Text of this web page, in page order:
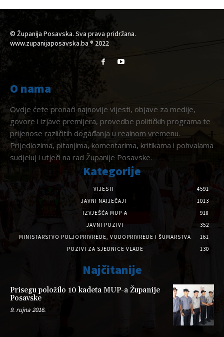
© Županija Posavska. Sva prava pridržana.
www.zupanijaposavska.ba ® 2022
O nama
Ovdje ćete pronaći najnovije vijesti, objave za medije,
govore i izjave premijera, provedbe političkih programa te
prijenose različitih događanja u realnom vremenu.
Prijedlozima, pitanjima, komentarima, kritikama i pohvalama
sudjeluj i utječi na rad Županije Posavske.
Kategorije
VIJESTI
4591
JAVNI NATJEČAJI
1013
IZVJEŠĆA MUP-A
918
JAVNI POZIVI
352
MINISTARSTVO POLJOPRIVREDE, VODOPRIVREDE I ŠUMARSTVA
161
POZIVI ZA SJEDNICE VLADE
130
Najčitanije
Prisegu položilo 10 kadeta MUP-a Županije
Posavske
9. rujna 2016.